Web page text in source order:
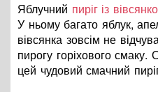
Яблучний пиріг із
У ньому багато яблук,
вівсянка зовсім не
пирогу горіхового смаку.
цей чудовий смачний